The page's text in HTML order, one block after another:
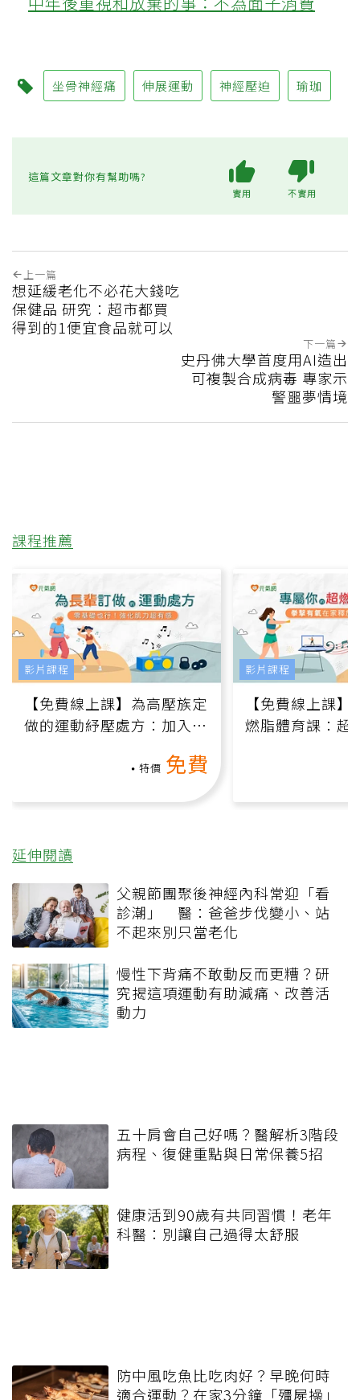
坐骨神經痛 伸展運動 神經壓迫 瑜珈
這篇文章對你有幫助嗎?
實用 不實用
上一篇
想延緩老化不必花大錢吃
保健品 研究：超市都買
得到的1便宜食品就可以
下一篇
史丹佛大學首度用AI造出
可複製合成病毒 專家示
警噩夢情境
課程推薦
【免費線上課】為高壓族定
做的運動紓壓處方：加入行
特價 免費
影片課程
【免費線上課
燃脂體育課：超
影片課程
延伸閱讀
父親節團聚後神經內科常迎「看
診潮」 醫：爸爸步伐變小、站
不起來別只當老化
慢性下背痛不敢動反而更糟？研
究揭這項運動有助減痛、改善活
動力
五十肩會自己好嗎？醫解析3階段
病程、復健重點與日常保養5招
健康活到90歲有共同習慣！老年
科醫：別讓自己過得太舒服
防中風吃魚比吃肉好？早晚何時
適合運動？在家3分鐘「殭屍操」